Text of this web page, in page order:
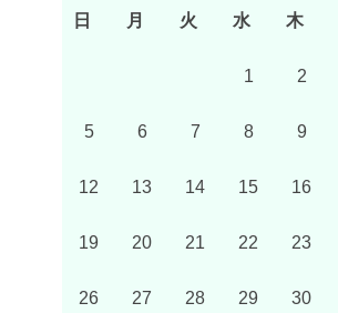
日 月 火 水 木
1 2
5 6 7 8 9
12 13 14 15 16
19 20 21 22 23
26 27 28 29 30